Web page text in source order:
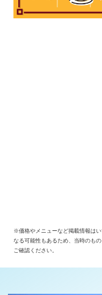
※価格やメニューなど掲載情報は
なる可能性もあるため、当時のも
ご確認ください。